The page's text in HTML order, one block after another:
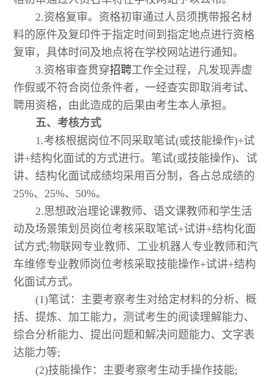
2.资格复审。资格初审通过人员须携带报名材
料的原件及复印件于指定时间到指定地点进行资格
复审，具体时间及地点将在学校网站进行通知。
3.资格审查贯穿招聘工作全过程，凡发现弄虚
作假或不符合岗位条件者，一经查实即取消考试、
聘用资格，由此造成的后果由考生本人承担。
五、考核方式
1.考核根据岗位不同采取笔试(或技能操作)+试
讲+结构化面试的方式进行。笔试(或技能操作)、试
讲、结构化面试成绩均采用百分制，各占总成绩的
25%、25%、50%。
2.思想政治理论课教师、语文课教师和学生活
动及场景策划员岗位考核采取笔试+试讲+结构化面
试方式;物联网专业教师、工业机器人专业教师和汽
车维修专业教师岗位考核采取技能操作+试讲+结构
化面试方式。
(1)笔试：主要考察考生对给定材料的分析、概
括、提炼、加工能力，测试考生的阅读理解能力、
综合分析能力、提出问题和解决问题能力、文字表
达能力等;
(2)技能操作：主要考察考生动手操作技能;